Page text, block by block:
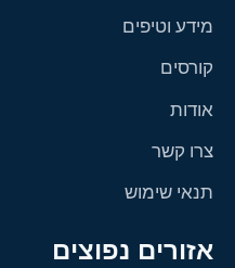
מידע וטיפים
קורסים
אודות
צרו קשר
תנאי שימוש
אזורים נפוצים